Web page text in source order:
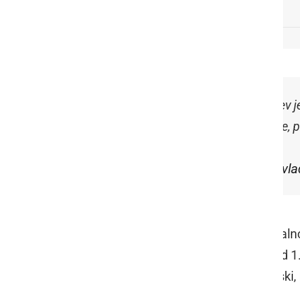
: Društvo
sposobni isti dan izvesti testiranje,
— Vlada Republike Slovenije
V Jugovzhodni Sloveniji, Goriški,
izobraževalno delo za vse učence od
Koroški, Osrednjeslovenski,